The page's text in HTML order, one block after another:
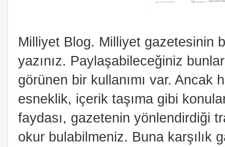
Milliyet Blog. Milliyet gazetesinin
yazınız. Paylaşabileceğiniz
görünen bir kullanımı var. Ancak
esneklik, içerik taşıma gibi
faydası, gazetenin yönlendirdiği
okur bulabilmeniz. Buna karşılık